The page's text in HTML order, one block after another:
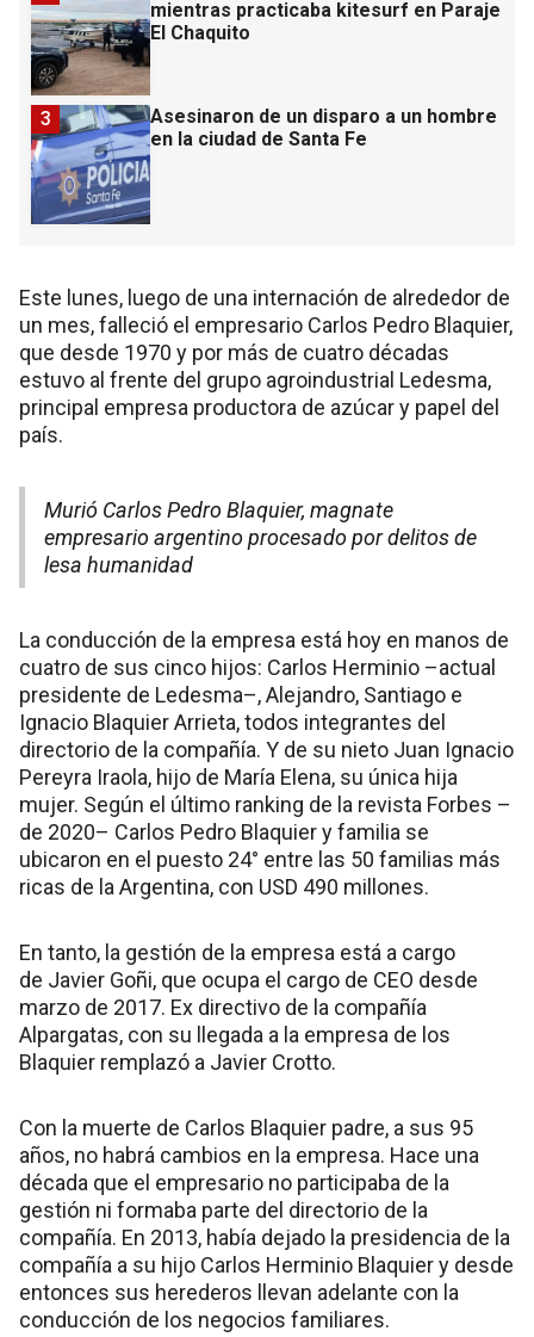
mientras practicaba kitesurf en Paraje
El Chaquito
Asesinaron de un disparo a un hombre
en la ciudad de Santa Fe
3
Este lunes, luego de una internación de alrededor de
un mes, falleció el empresario Carlos Pedro Blaquier,
que desde 1970 y por más de cuatro décadas
estuvo al frente del grupo agroindustrial Ledesma,
principal empresa productora de azúcar y papel del
país.
Murió Carlos Pedro Blaquier, magnate
empresario argentino procesado por delitos de
lesa humanidad
La conducción de la empresa está hoy en manos de
cuatro de sus cinco hijos: Carlos Herminio –actual
presidente de Ledesma–, Alejandro, Santiago e
Ignacio Blaquier Arrieta, todos integrantes del
directorio de la compañía. Y de su nieto Juan Ignacio
Pereyra Iraola, hijo de María Elena, su única hija
mujer. Según el último ranking de la revista Forbes –
de 2020– Carlos Pedro Blaquier y familia se
ubicaron en el puesto 24° entre las 50 familias más
ricas de la Argentina, con USD 490 millones.
En tanto, la gestión de la empresa está a cargo
de Javier Goñi, que ocupa el cargo de CEO desde
marzo de 2017. Ex directivo de la compañía
Alpargatas, con su llegada a la empresa de los
Blaquier remplazó a Javier Crotto.
Con la muerte de Carlos Blaquier padre, a sus 95
años, no habrá cambios en la empresa. Hace una
década que el empresario no participaba de la
gestión ni formaba parte del directorio de la
compañía. En 2013, había dejado la presidencia de la
compañía a su hijo Carlos Herminio Blaquier y desde
entonces sus herederos llevan adelante con la
conducción de los negocios familiares.